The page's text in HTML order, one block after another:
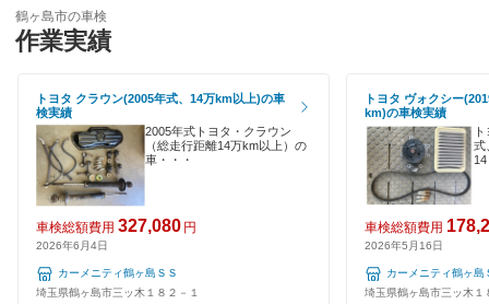
北本市
久喜市
熊谷市
鴻巣市
越谷市
児玉郡
EV車OK
1日車検
夜間受付
整備保証
1級整備士在籍
アーリー車検
車検のコバック
GTNET×カフェ車検
キグナス車検
ホリデー車検
出光興産「らくらく安心車検」
鶴ヶ島市の車検
作業実績
トヨタ クラウン(2005年式、14万km以上)の車
検実績
2005年式トヨタ・クラウン
（総走行距離14万km以上）の
車・・・
車検総額費用 327,080 円
2026年6月4日
カーメニティ鶴ヶ島ＳＳ
埼玉県鶴ヶ島市三ッ木１８２－１
トヨタ ヴォクシー
km)の車検実績
式
車検総額費用
2026年5月16日
カーメニティ鶴ヶ島
埼玉県鶴ヶ島市三ッ木１